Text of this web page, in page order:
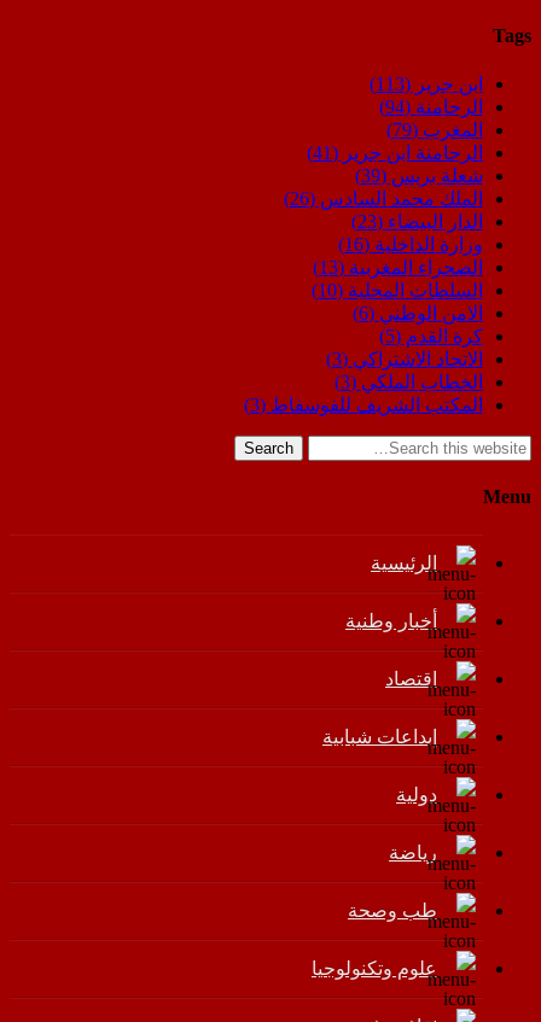
Tags
ابن جرير (113)
الرحامنة (94)
المغرب (79)
الرحامنة ابن جرير (41)
شعلة بريس (39)
الملك محمد السادس (26)
الدار البيضاء (23)
وزارة الداخلية (16)
الصحراء المغربية (13)
السلطات المحلية (10)
الامن الوطني (6)
كرة القدم (5)
الاتحاد الاشتراكي (3)
الخطاب الملكي (3)
المكتب الشريف للفوسفاط (3)
Search
Menu
الرئيسية
أخبار وطنية
اقتصاد
إبداعات شبابية
دولية
رياضة
طب وصحة
علوم وتكنولوجيا